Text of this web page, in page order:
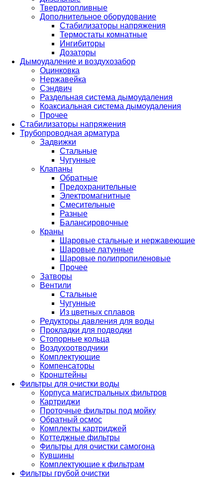
Твердотопливные
Дополнительное оборудование
Стабилизаторы напряжения
Термостаты комнатные
Ингибиторы
Дозаторы
Дымоудаление и воздухозабор
Оцинковка
Нержавейка
Сэндвич
Раздельная система дымоудаления
Коаксиальная система дымоудаления
Прочее
Стабилизаторы напряжения
Трубопроводная арматура
Задвижки
Стальные
Чугунные
Клапаны
Обратные
Предохранительные
Электромагнитные
Смесительные
Разные
Балансировочные
Краны
Шаровые стальные и нержавеющие
Шаровые латунные
Шаровые полипропиленовые
Прочее
Затворы
Вентили
Стальные
Чугунные
Из цветных сплавов
Редукторы давления для воды
Прокладки для подводки
Стопорные кольца
Воздухоотводчики
Комплектующие
Компенсаторы
Кронштейны
Фильтры для очистки воды
Корпуса магистральных фильтров
Картриджи
Проточные фильтры под мойку
Обратный осмос
Комплекты картриджей
Коттеджные фильтры
Фильтры для очистки самогона
Кувшины
Комплектующие к фильтрам
Фильтры грубой очистки